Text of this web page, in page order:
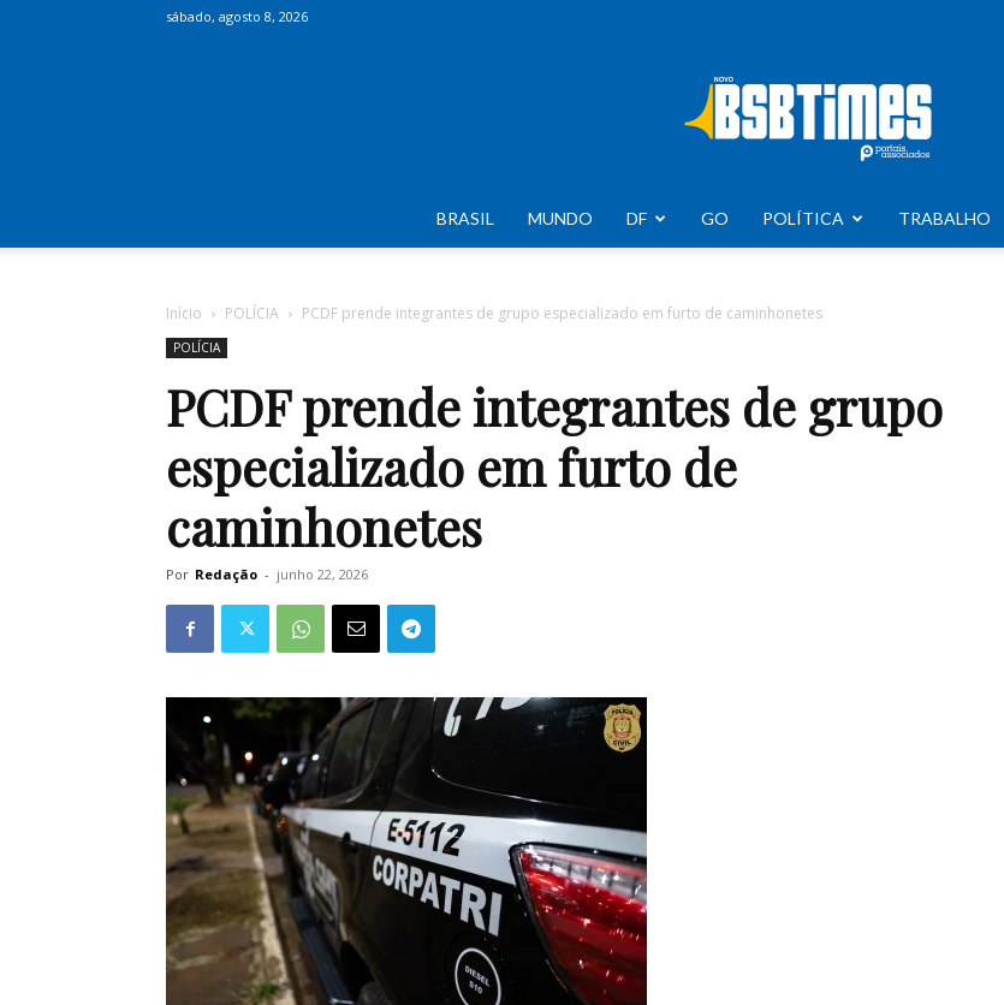
sábado, agosto 8, 2026
Times
BRASIL MUNDO DF GO POLÍTICA TRABALHO
Início POLÍCIA PCDF prende integrantes de grupo especializado em furto de caminhonetes
POLÍCIA
PCDF prende integrantes de grupo
especializado em furto de
caminhonetes
Por Redação - junho 22, 2026